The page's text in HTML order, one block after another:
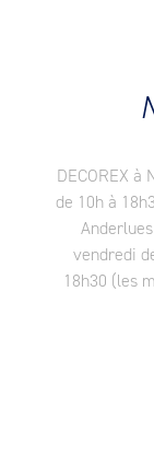
DECOREX
de 10h à
vendredi
18h30 (les